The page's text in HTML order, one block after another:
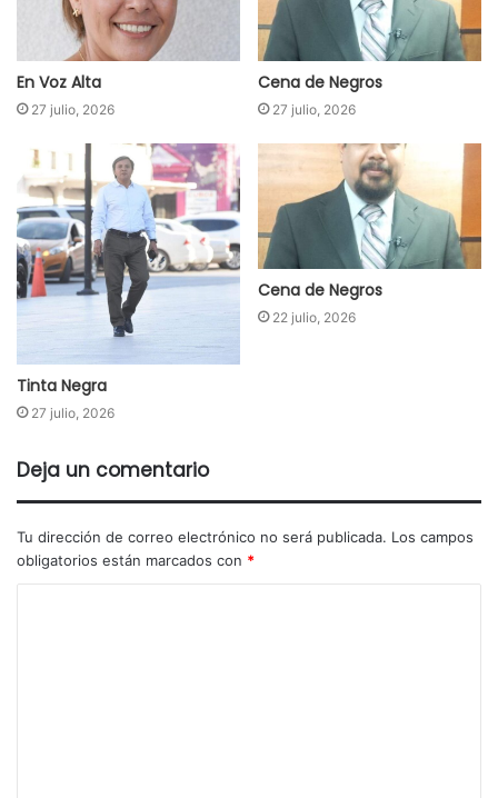
En Voz Alta
27 julio, 2026
Cena de Negros
27 julio, 2026
Tinta Negra
27 julio, 2026
Cena de Negros
22 julio, 2026
Deja un comentario
Tu dirección de correo electrónico no será publicada. Los campos
obligatorios están marcados con *